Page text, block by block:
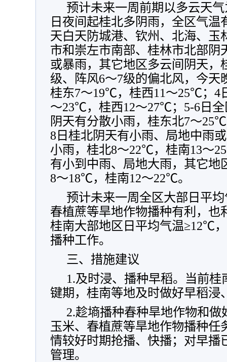
预计未来一周前期以多云天
日夜间起桂北多阴雨，全区气
天白天防城港、钦州、北海、玉
市和崇左市南部、桂林市北部阴
或暴雨，其它地区多云间阴天，
级、阵风6～7级的偏北风，今天
桂东7～19℃，桂西11～25℃；4
～23℃，桂西12～27℃；5-6日
阴天有分散小雨，桂东北7～
8日桂北阴天有小雨、局地中雨
小雨，桂北8～22℃，桂南13～
有小到中雨、局地大雨，其它地
8～18℃，桂南12～22℃。
预计未来一周全区大部日平
春植蔗等旱地作物播种有利，也
桂南大部地区日平均气温≥12℃
播种工作。
三、措施建议
1.及时浸、播种早稻。当前
键期，桂南等地及时做好早稻浸
2.趁墒播种春种旱地作物和
玉米、春植蔗等旱地作物播种任
情较好时期抢播、快播；对早播
管理。